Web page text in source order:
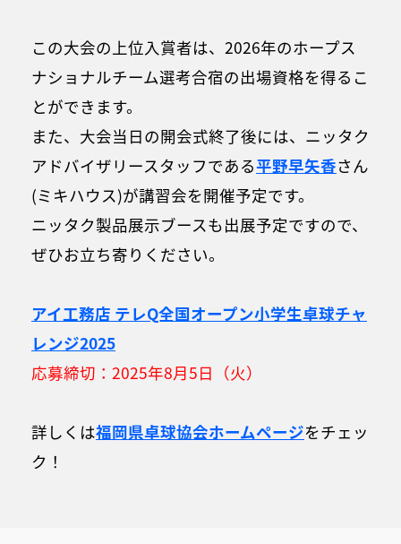
この大会の上位入賞者は、2026年のホープス
ナショナルチーム選考合宿の出場資格を得るこ
とができます。
また、大会当日の開会式終了後には、ニッタク
アドバイザリースタッフである平野早矢香さん
(ミキハウス)が講習会を開催予定です。
ニッタク製品展示ブースも出展予定ですので、
ぜひお立ち寄りください。
アイ工務店 テレQ全国オープン小学生卓球チャ
レンジ2025
応募締切：2025年8月5日（火）
詳しくは福岡県卓球協会ホームページをチェッ
ク！